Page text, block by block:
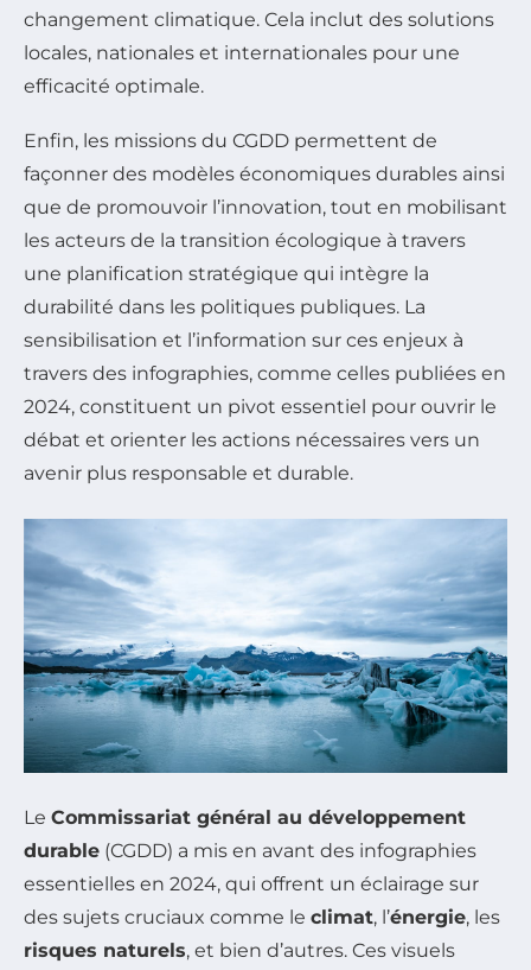
changement climatique. Cela inclut des solutions
locales, nationales et internationales pour une
efficacité optimale.
Enfin, les missions du CGDD permettent de
façonner des modèles économiques durables ainsi
que de promouvoir l’innovation, tout en mobilisant
les acteurs de la transition écologique à travers
une planification stratégique qui intègre la
durabilité dans les politiques publiques. La
sensibilisation et l’information sur ces enjeux à
travers des infographies, comme celles publiées en
2024, constituent un pivot essentiel pour ouvrir le
débat et orienter les actions nécessaires vers un
avenir plus responsable et durable.
Le Commissariat général au développement
durable (CGDD) a mis en avant des infographies
essentielles en 2024, qui offrent un éclairage sur
des sujets cruciaux comme le climat, l’énergie, les
risques naturels, et bien d’autres. Ces visuels